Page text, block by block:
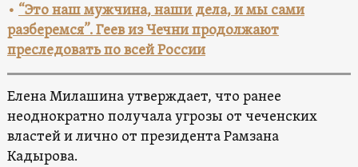
• “Это наш мужчина, наши дела, и мы сами
разберемся”. Геев из Чечни продолжают
преследовать по всей России
Елена Милашина утверждает, что ранее
неоднократно получала угрозы от чеченских
властей и лично от президента Рамзана
Кадырова.